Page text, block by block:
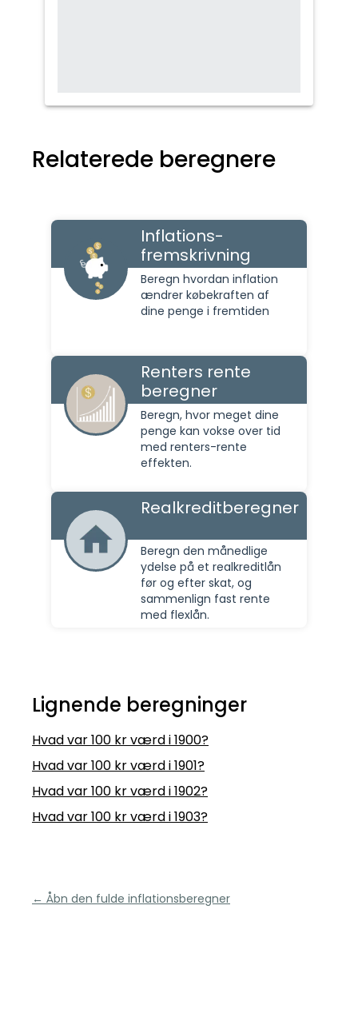
Relaterede beregnere
Inflations-
fremskrivning
Beregn hvordan inflation
ændrer købekraften af
dine penge i fremtiden
Renters rente
beregner
Beregn, hvor meget dine
penge kan vokse over tid
med renters-rente
effekten.
Realkreditberegner
Beregn den månedlige
ydelse på et realkreditlån
før og efter skat, og
sammenlign fast rente
med flexlån.
Lignende beregninger
Hvad var 100 kr værd i 1900?
Hvad var 100 kr værd i 1901?
Hvad var 100 kr værd i 1902?
Hvad var 100 kr værd i 1903?
← Åbn den fulde inflationsberegner